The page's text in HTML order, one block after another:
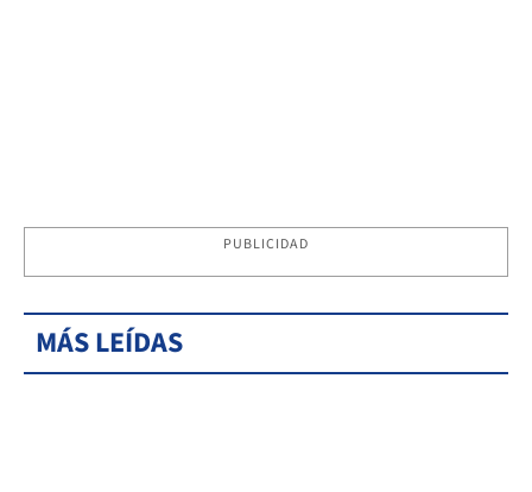
PUBLICIDAD
MÁS LEÍDAS